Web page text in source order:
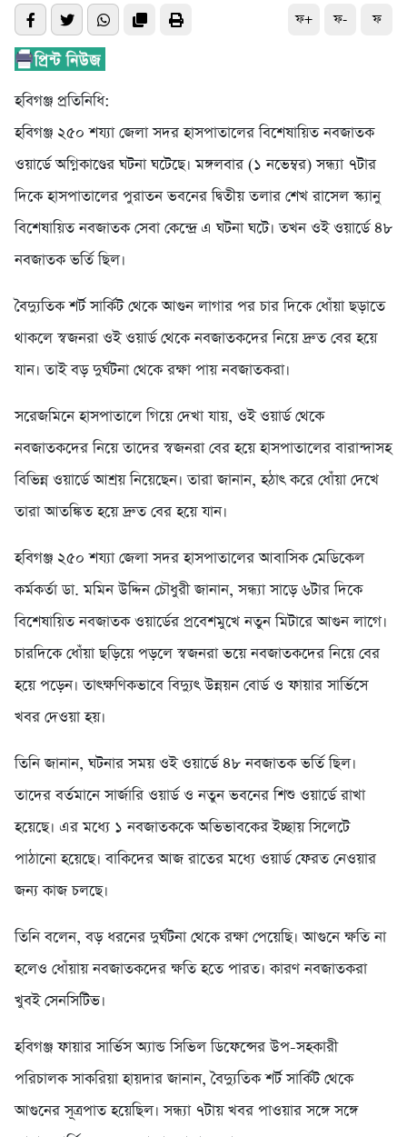
ফ+ ফ- ফ
হবিগঞ্জ প্রতিনিধি:
হবিগঞ্জ ২৫০ শয্যা জেলা সদর হাসপাতালের বিশেষায়িত নবজাতক
ওয়ার্ডে অগ্নিকাণ্ডের ঘটনা ঘটেছে। মঙ্গলবার (১ নভেম্বর) সন্ধ্যা ৭টার
দিকে হাসপাতালের পুরাতন ভবনের দ্বিতীয় তলার শেখ রাসেল স্ক্যানু
বিশেষায়িত নবজাতক সেবা কেন্দ্রে এ ঘটনা ঘটে। তখন ওই ওয়ার্ডে ৪৮
নবজাতক ভর্তি ছিল।
বৈদ্যুতিক শর্ট সার্কিট থেকে আগুন লাগার পর চার দিকে ধোঁয়া ছড়াতে
থাকলে স্বজনরা ওই ওয়ার্ড থেকে নবজাতকদের নিয়ে দ্রুত বের হয়ে
যান। তাই বড় দুর্ঘটনা থেকে রক্ষা পায় নবজাতকরা।
সরেজমিনে হাসপাতালে গিয়ে দেখা যায়, ওই ওয়ার্ড থেকে
নবজাতকদের নিয়ে তাদের স্বজনরা বের হয়ে হাসপাতালের বারান্দাসহ
বিভিন্ন ওয়ার্ডে আশ্রয় নিয়েছেন। তারা জানান, হঠাৎ করে ধোঁয়া দেখে
তারা আতঙ্কিত হয়ে দ্রুত বের হয়ে যান।
হবিগঞ্জ ২৫০ শয্যা জেলা সদর হাসপাতালের আবাসিক মেডিকেল
কর্মকর্তা ডা. মমিন উদ্দিন চৌধুরী জানান, সন্ধ্যা সাড়ে ৬টার দিকে
বিশেষায়িত নবজাতক ওয়ার্ডের প্রবেশমুখে নতুন মিটারে আগুন লাগে।
চারদিকে ধোঁয়া ছড়িয়ে পড়লে স্বজনরা ভয়ে নবজাতকদের নিয়ে বের
হয়ে পড়েন। তাৎক্ষণিকভাবে বিদ্যুৎ উন্নয়ন বোর্ড ও ফায়ার সার্ভিসে
খবর দেওয়া হয়।
তিনি জানান, ঘটনার সময় ওই ওয়ার্ডে ৪৮ নবজাতক ভর্তি ছিল।
তাদের বর্তমানে সার্জারি ওয়ার্ড ও নতুন ভবনের শিশু ওয়ার্ডে রাখা
হয়েছে। এর মধ্যে ১ নবজাতককে অভিভাবকের ইচ্ছায় সিলেটে
পাঠানো হয়েছে। বাকিদের আজ রাতের মধ্যে ওয়ার্ড ফেরত নেওয়ার
জন্য কাজ চলছে।
তিনি বলেন, বড় ধরনের দুর্ঘটনা থেকে রক্ষা পেয়েছি। আগুনে ক্ষতি না
হলেও ধোঁয়ায় নবজাতকদের ক্ষতি হতে পারত। কারণ নবজাতকরা
খুবই সেনসিটিভ।
হবিগঞ্জ ফায়ার সার্ভিস অ্যান্ড সিভিল ডিফেন্সের উপ-সহকারী
পরিচালক সাকরিয়া হায়দার জানান, বৈদ্যুতিক শর্ট সার্কিট থেকে
আগুনের সূত্রপাত হয়েছিল। সন্ধ্যা ৭টায় খবর পাওয়ার সঙ্গে সঙ্গে